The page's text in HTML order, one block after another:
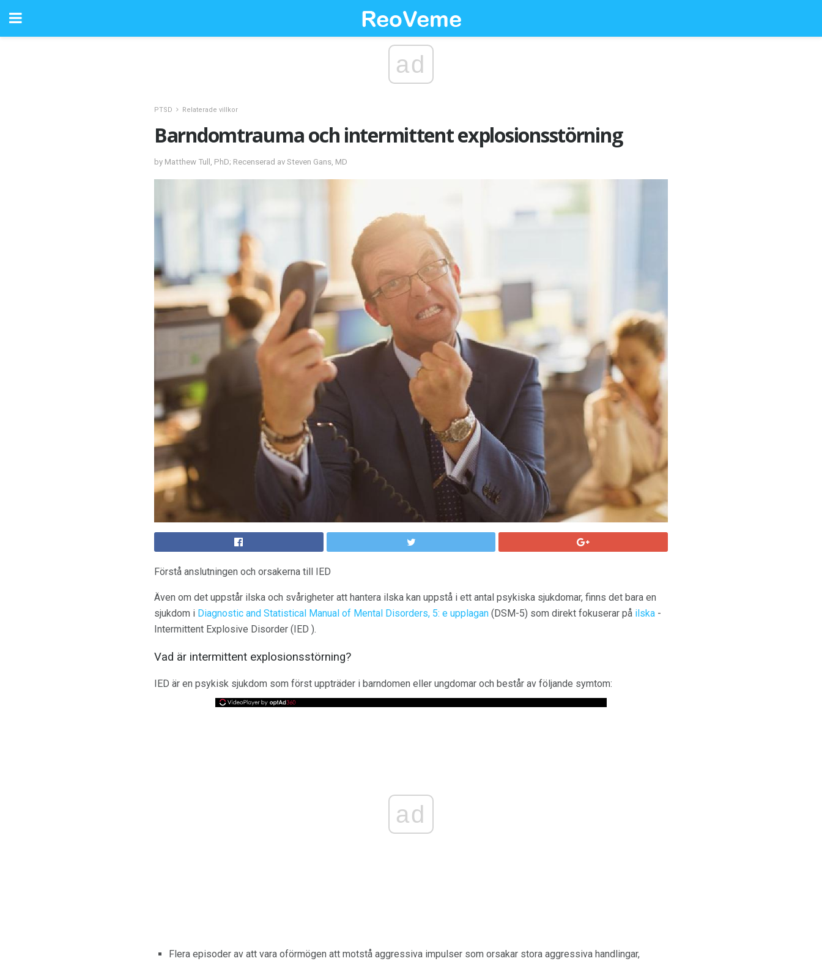
ad
PTSD Relaterade villkor
Barndomtrauma och intermittent explosionsstörning
by Matthew Tull, PhD; Recenserad av Steven Gans, MD
Förstå anslutningen och orsakerna till IED
Även om det uppstår ilska och svårigheter att hantera ilska kan uppstå i ett antal psykiska sjukdomar, finns det bara en
sjukdom i Diagnostic and Statistical Manual of Mental Disorders, 5: e upplagan (DSM-5) som direkt fokuserar på ilska -
Intermittent Explosive Disorder (IED ).
Vad är intermittent explosionsstörning?
IED är en psykisk sjukdom som först uppträder i barndomen eller ungdomar och består av följande symtom:
ad
Flera episoder av att vara oförmögen att motstå aggressiva impulser som orsakar stora aggressiva handlingar,